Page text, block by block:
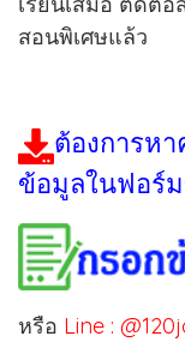
สอนพิเศษแล้ว
ต้องการห
ข้อมูลในฟอร์
หรือ Line :